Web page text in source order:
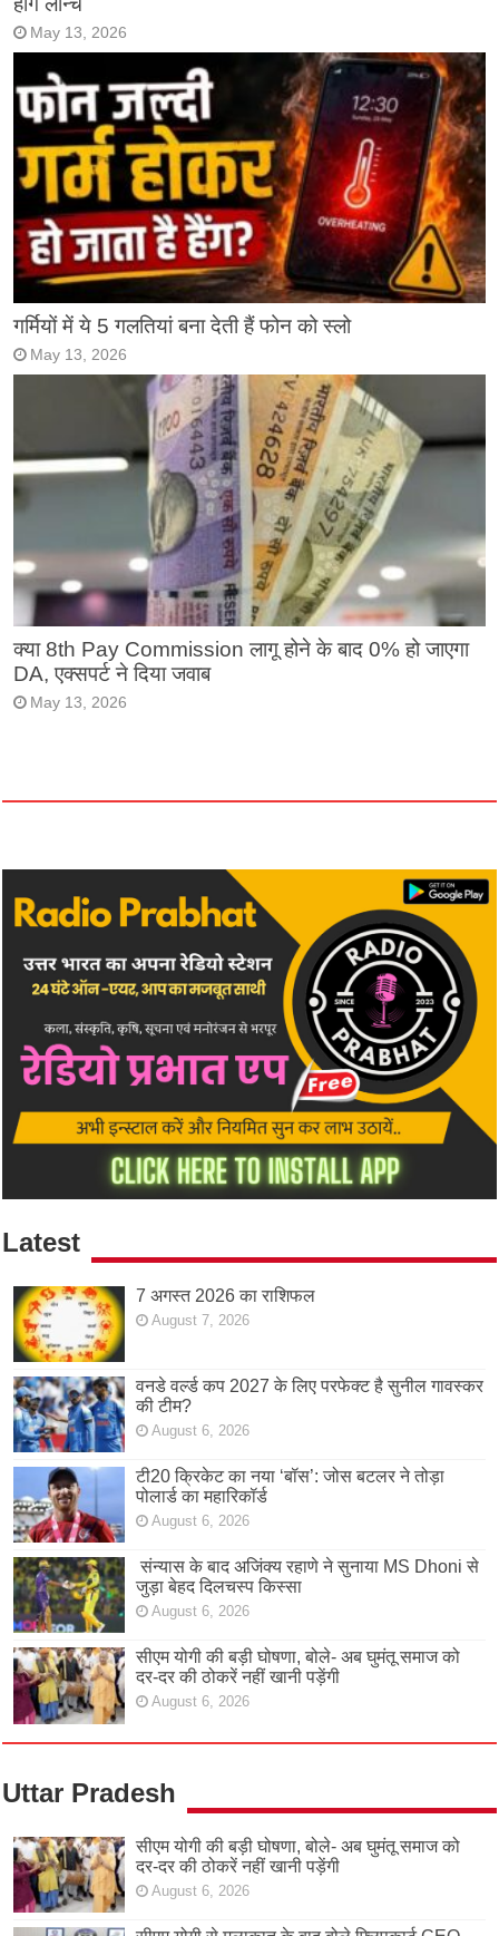
May 13, 2026
गर्मियों में ये 5 गलतियां बना देती हैं फोन को स्लो
May 13, 2026
क्या 8th Pay Commission लागू होने के बाद 0% हो जाएगा
DA, एक्सपर्ट ने दिया जवाब
May 13, 2026
Latest
7 अगस्त 2026 का राशिफल
August 7, 2026
वनडे वर्ल्ड कप 2027 के लिए परफेक्ट है सुनील गावस्कर
की टीम?
August 6, 2026
टी20 क्रिकेट का नया ‘बॉस’: जोस बटलर ने तोड़ा
पोलार्ड का महारिकॉर्ड
August 6, 2026
संन्यास के बाद अजिंक्‍य रहाणे ने सुनाया MS Dhoni से
जुड़ा बेहद दिलचस्प किस्सा
August 6, 2026
सीएम योगी की बड़ी घोषणा, बोले- अब घुमंतू समाज को
दर-दर की ठोकरें नहीं खानी पड़ेंगी
August 6, 2026
Uttar Pradesh
सीएम योगी की बड़ी घोषणा, बोले- अब घुमंतू समाज को
दर-दर की ठोकरें नहीं खानी पड़ेंगी
August 6, 2026